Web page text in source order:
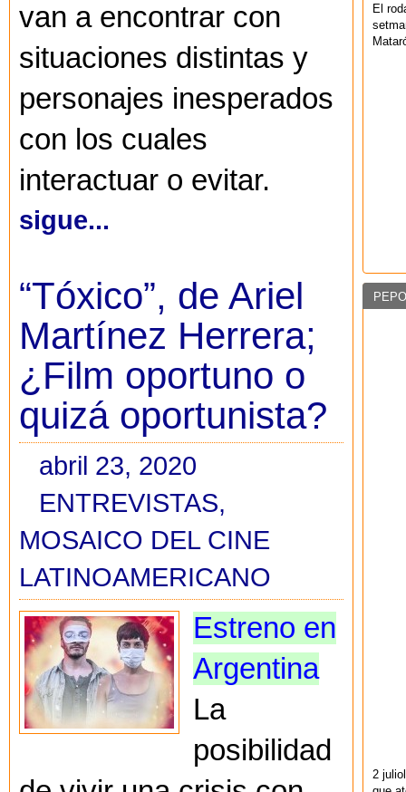
van a encontrar con
situaciones distintas y
personajes inesperados
con los cuales
interactuar o evitar.
sigue...
“Tóxico”, de Ariel
Martínez Herrera;
¿Film oportuno o
quizá oportunista?
abril 23, 2020
ENTREVISTAS,
MOSAICO DEL CINE
LATINOAMERICANO
Estreno en
Argentina
La
posibilidad
El
2